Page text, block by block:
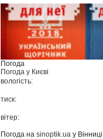
Погода
Погода у Києві
вологість:
тиск:
вітер:
Погода наsinoptik.ua у Вінниці